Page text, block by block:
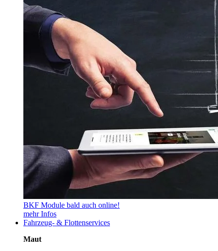
BKF Module bald auch online!
mehr Infos
Fahrzeug- & Flottenservices
Maut